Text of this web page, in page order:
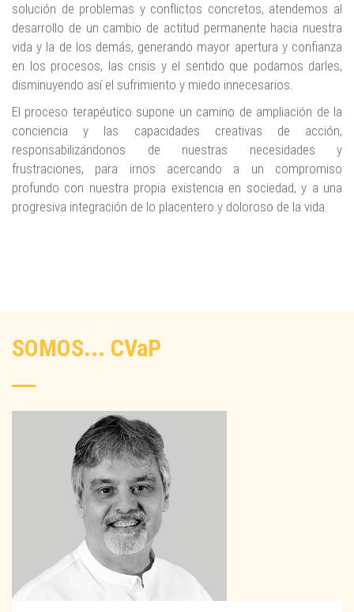
solución de problemas y conflictos concretos, atendemos al
desarrollo de un cambio de actitud permanente hacia nuestra
vida y la de los demás, generando mayor apertura y confianza
en los procesos, las crisis y el sentido que podamos darles,
disminuyendo así el sufrimiento y miedo innecesarios.
El proceso terapéutico supone un camino de ampliación de la
conciencia y las capacidades creativas de acción,
responsabilizándonos de nuestras necesidades y
frustraciones, para irnos acercando a un compromiso
profundo con nuestra propia existencia en sociedad, y a una
progresiva integración de lo placentero y doloroso de la vida.
SOMOS... CVaP